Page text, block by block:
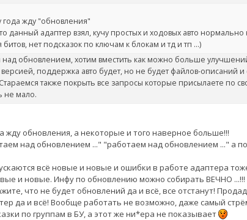
года жду "обновления"
данный адаптер взял, кучу простых и ходовых авто нормально
битов, нет подсказок по ключам к блокам и тд и тп ...)
обновлением, хотим вместить как можно больше
версией, поддержка авто будет, но не будет файлов-описаний и
также покрыть все запросы которые присылаете по
не мало.
жду обновления, а некоторые и того наверное больше!!!
над обновлением ..." "работаем над обновлением ..." а
всё новые и новые и ошибки в работе адаптера
и новые. Инфу по обновлению можно собирать ВЕЧНО ...!!!
что не будет обновлений да и всё, все отстанут!
да и всё! Вообще работать не возможно, даже самый
по группам в БУ, а этот же ни*ера не показывает